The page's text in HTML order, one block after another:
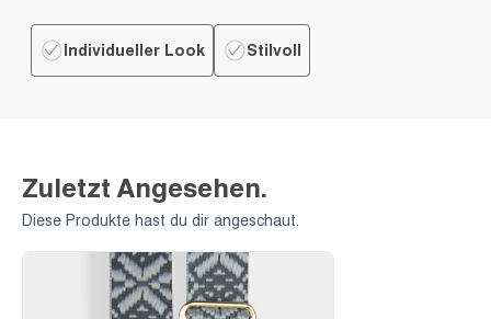
Individueller Look Stilvoll
Zuletzt Angesehen.
Diese Produkte hast du dir angeschaut.